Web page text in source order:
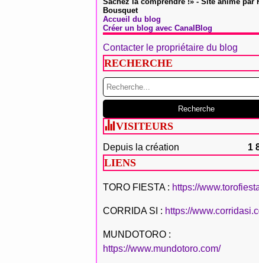
Bousquet
Accueil du blog
Créer un blog avec CanalBlog
Contacter le propriétaire du blog
RECHERCHE
VISITEURS
Depuis la création 1
LIENS
TORO FIESTA : https://
CORRIDA SI : https://
MUNDOTORO :
https://www.mundotoro.com/